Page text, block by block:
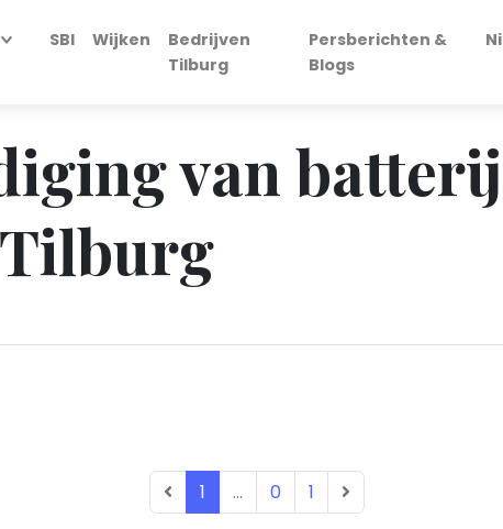
SBI Wijken
Bedrijven
Tilburg
Persberichten &
Blogs
van
1 ... 0 1